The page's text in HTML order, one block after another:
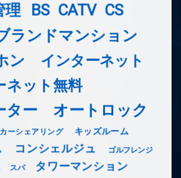
理 BS CATV CS
ランドマンション
ン インターネット
ネット無料
ター オートロック
カーシェアリング キッズルーム
コンシェルジュ ゴルフレンジ
スパ タワーマンション